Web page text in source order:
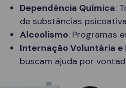
Dependência Química:
de substâncias
Alcoolismo: Programas
Internação Voluntária
buscam ajuda por